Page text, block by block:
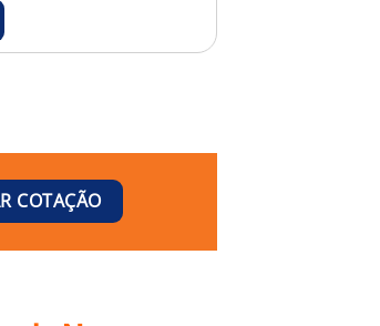
COTAÇÃO